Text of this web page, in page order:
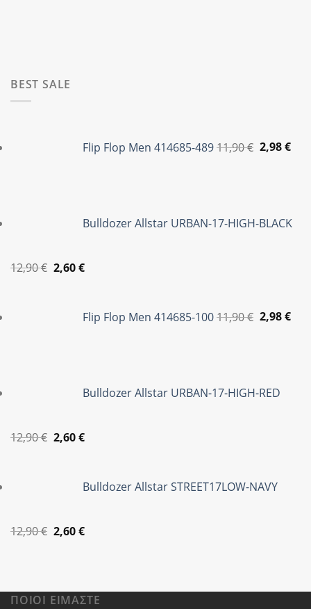
BEST SALE
Flip Flop Men 414685-48911,90€
was:
2,98€
Bulldozer Allstar URBAN-17-HIGH-BLACK
12,90€ Original
12,90 €.
2,60€Η
είναι:
Flip Flop Men 414685-10011,90€
price
was:
2,98€
Bulldozer Allstar URBAN-17-HIGH-RED
12,90€ Original
12,90 €.
2,60€Η
είναι:
Bulldozer Allstar STREET17LOW-NAVY
12,90€ Original
2,60€Η
2,60 €.
ΠΟΙΟΙ ΕΊΜΑΣΤΕ